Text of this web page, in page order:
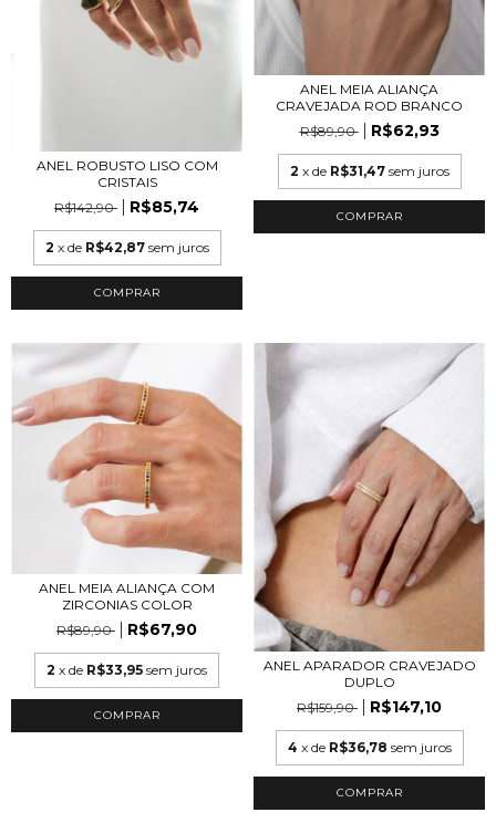
ANEL ROBUSTO LISO COM
CRISTAIS
R$142,90
R$85,74
2 x de R$42,87 sem juros
COMPRAR
ANEL MEIA ALIANÇA
CRAVEJADA ROD BRANCO
R$89,90
R$62,93
2 x de R$31,47 sem juros
COMPRAR
ANEL MEIA ALIANÇA COM
ZIRCONIAS COLOR
R$89,90
R$67,90
2 x de R$33,95 sem juros
COMPRAR
ANEL APARADOR CRAVEJADO
DUPLO
R$159,90
R$147,10
4 x de R$36,78 sem juros
COMPRAR